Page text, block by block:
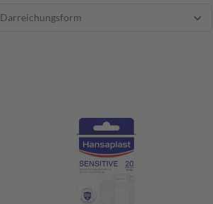
Darreichungsform